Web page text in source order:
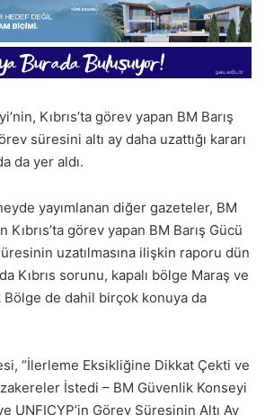
Kıbrıs’ta görev yapan BM Barış
süresini altı ay daha uzattığı kararı
da yer aldı.
yayımlanan diğer gazeteler, BM
Kıbrıs’ta görev yapan BM Barış Gücü
uzatılmasına ilişkin raporu dün
Kıbrıs sorunu, kapalı bölge Maraş ve
Bölge de dahil birçok konuya da
“İlerleme Eksikliğine Dikkat Çekti ve
İstedi – BM Güvenlik Konseyi
UNFICYP’in Görev Süresinin Altı Ay